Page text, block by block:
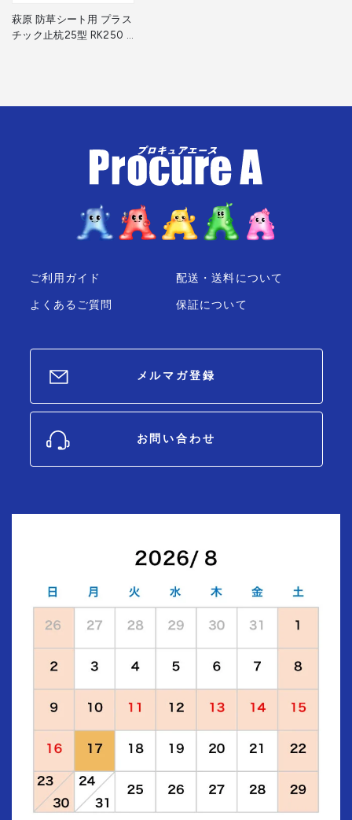
萩原 防草シート用 プラス
チック止杭25型 RK250 1
ご利用ガイド
よくあるご質問
配送・送料について
保証について
メルマガ登録
お問い合わせ